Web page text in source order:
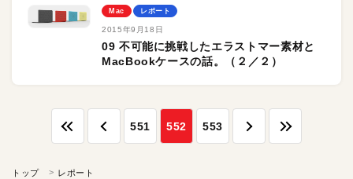
Mac レポート
2015年9月18日
09 不可能に挑戦したエラストマー素材と
MacBookケースの話。（２／２）
551 552 553
トップ レポート